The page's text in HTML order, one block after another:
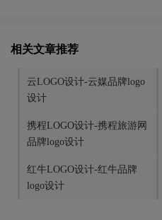
相关文章推荐
云LOGO设计-云媒品牌logo
设计
携程LOGO设计-携程旅游网
品牌logo设计
红牛LOGO设计-红牛品牌
logo设计